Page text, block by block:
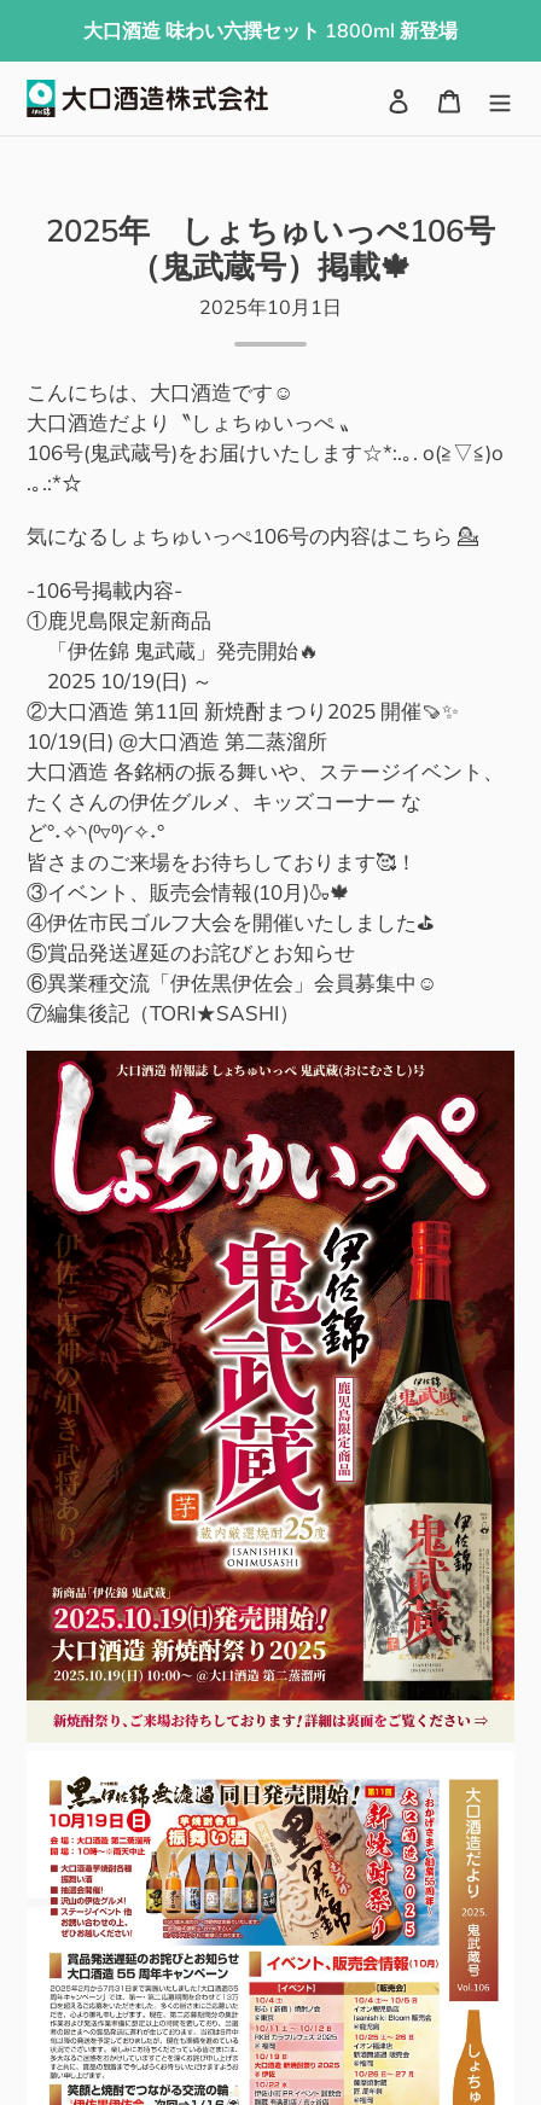
大口酒造 味わい六撰セット 1800ml 新登場
検索 ログイン
カート
2025年 しょちゅいっぺ106号
（鬼武蔵号）掲載🍁
2025年10月1日
こんにちは、大口酒造です☺
大口酒造だより〝しょちゅいっぺ 〟
106号(鬼武蔵号)をお届けいたします☆*:.｡. o(≧▽≦)o
.｡.:*☆
気になるしょちゅいっぺ106号の内容はこちら 💁
-106号掲載内容-
①鹿児島限定新商品
「伊佐錦 鬼武蔵」発売開始🔥
2025 10/19(日) ～
②大口酒造 第11回 新焼酎まつり2025 開催🍠✨
10/19(日) @大口酒造 第二蒸溜所
大口酒造 各銘柄の振る舞いや、ステージイベント、
たくさんの伊佐グルメ、キッズコーナー な
ど°˖✧◝(⁰▿⁰)◜✧˖°
皆さまのご来場をお待ちしております🥰！
③イベント、販売会情報(10月)🍶🍁
④伊佐市民ゴルフ大会を開催いたしました⛳
⑤賞品発送遅延のお詫びとお知らせ
⑥異業種交流「伊佐黒伊佐会」会員募集中☺
⑦編集後記（TORI★SASHI）